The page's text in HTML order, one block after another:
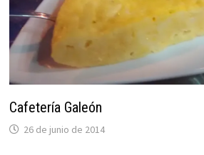
Cafetería Galeón
26 de junio de 2014